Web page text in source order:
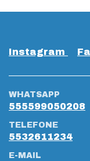
Instagram
WHATSAPP
555599050208
TELEFONE
5532611234
E-MAIL